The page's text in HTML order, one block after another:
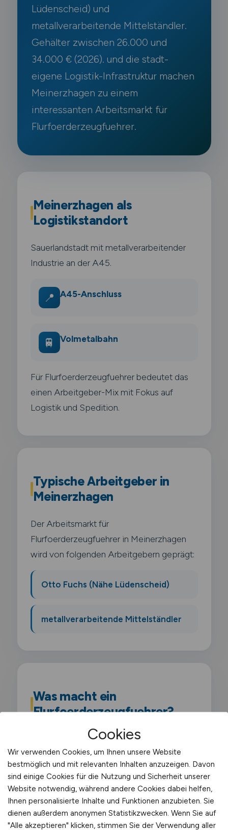
Lüdenscheid) und
metallverarbeitende Mittelständler.
Gehälter zwischen 26.000 und
34.000 € (2026). und die stadt-
eigene Logistik-Infrastruktur machen
Meinerzhagen zu einem
interessanten Arbeitsmarkt für
Flurfoerderzeugfuehrer.
Meinerzhagen als
Logistikstandort
Sauerlandstadt mit metallverarbeitender
Industrie an der A45.
📍 A45-Anschluss
🚆 Volmetalbahn
Für Flurfoerderzeugfuehrer bedeutet das
einen Arbeitgeber-Mix mit Fokus auf
Logistik und Spedition.
Typische Arbeitgeber in
Meinerzhagen
Der Arbeitsmarkt für
Flurfoerderzeugfuehrer in Meinerzhagen
wird von folgenden Arbeitgebern geprägt:
Otto Fuchs (Nähe Lüdenscheid)
metallverarbeitende Mittelständler
Was macht ein
Flurfoerderzeugfuehrer?
Als Flurförderzeugführer führst du die
amtliche Bezeichnung für alle Bediener von
Flurförderzeugen gemäß DGUV Vorschrift
68. Dazu zählen neben Gabelstaplern auch
Schubmaststapler. Schlepper und
Hochregalstapler im industriellen Umfeld.
Cookies
Wir verwenden Cookies, um Ihnen unsere Website
bestmöglich und mit relevanten Inhalten anzuzeigen. Davon
sind einige Cookies für die Nutzung und Sicherheit unserer
Website notwendig, während andere Cookies dabei helfen,
Ihnen personalisierte Inhalte und Funktionen anzubieten. Sie
dienen außerdem anonymen Statistikzwecken. Wenn Sie auf
"Alle akzeptieren" klicken, stimmen Sie der Verwendung aller